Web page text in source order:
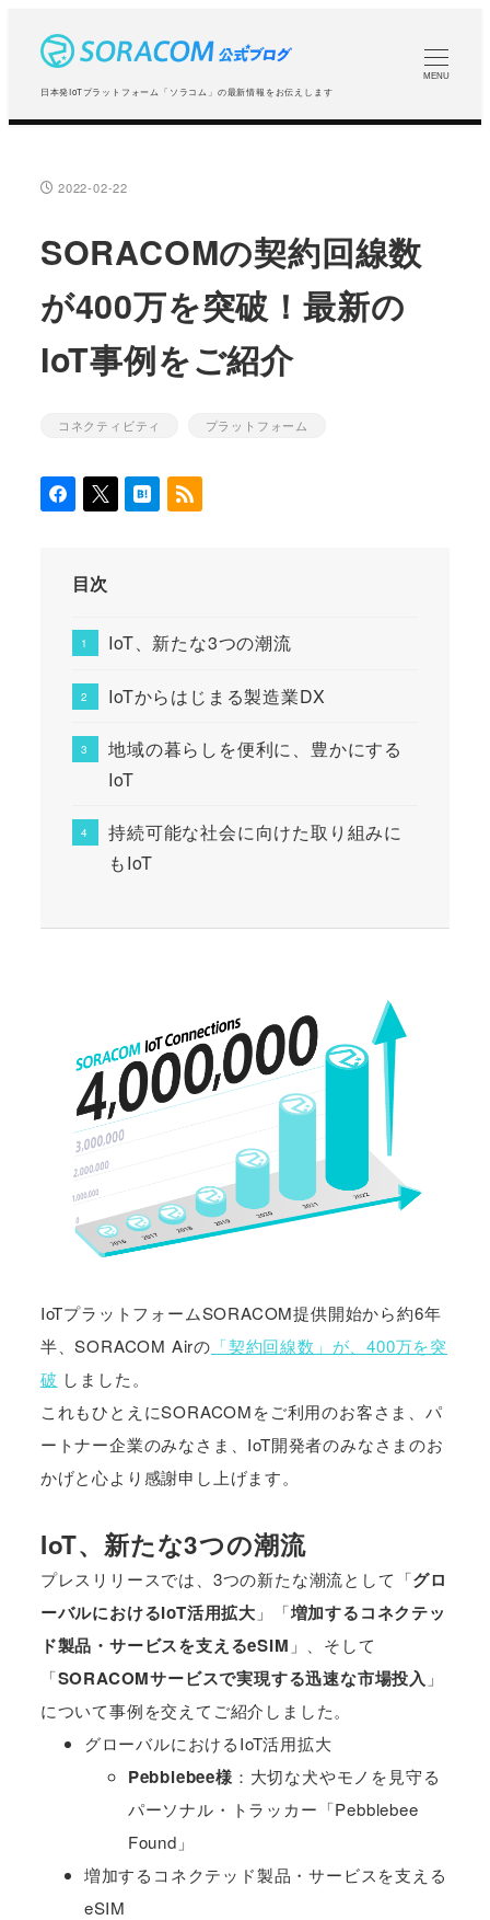
コ
日本発IoTプラットフォーム「ソラコム」の最新情報をお伝えします
MENU
投稿日
2022-02-22
SORACOMの契約回線数
が400万を突破！最新の
IoT事例をご紹介
カテゴリー
コネクティビティ カテゴリー
プラットフォーム
目次
IoT、新たな3つの潮流
IoTからはじまる製造業DX
地域の暮らしを便利に、豊かにする
IoT
持続可能な社会に向けた取り組みに
もIoT
IoTプラットフォームSORACOM提供開始から約6年
半、SORACOM Airの 「契約回線数」が、400万を突
破 しました。
これもひとえにSORACOMをご利用のお客さま、パ
ートナー企業のみなさま、IoT開発者のみなさまのお
かげと心より感謝申し上げます。
IoT、新たな3つの潮流
プレスリリースでは、3つの新たな潮流として「グロ
ーバルにおけるIoT活用拡大 」「増加するコネクテッ
ド製品・サービスを支えるeSIM 」、そして
「SORACOMサービスで実現する迅速な市場投入 」
について事例を交えてご紹介しました。
グローバルにおけるIoT活用拡大
Pebblebee様 ：大切な犬やモノを見守る
パーソナル・トラッカー「Pebblebee
Found」
増加するコネクテッド製品・サービスを支える
eSIM